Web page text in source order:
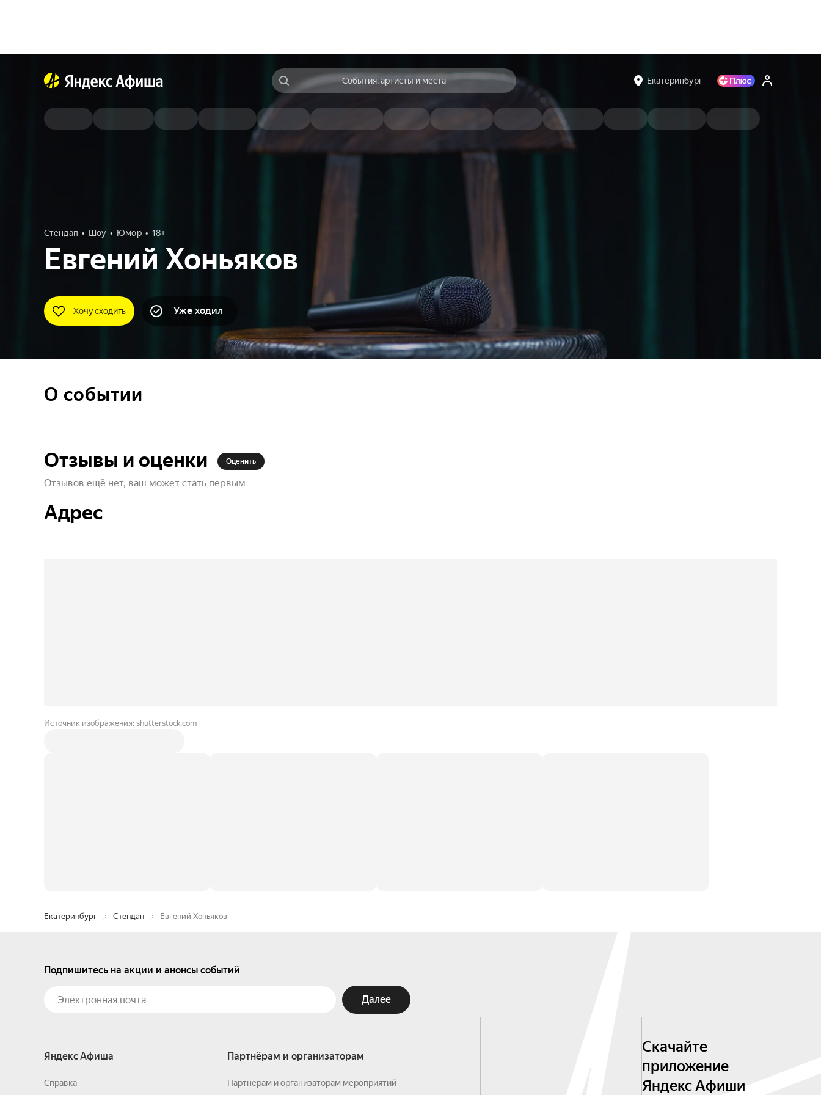
События, артисты и места Екатеринбург
Стендап Шоу Юмор 18+
Евгений Хоньяков
Хочу сходить Уже ходил
О событии
Отзывы и оценки Оценить
Отзывов ещё нет, ваш может стать первым
Адрес
Источник изображения: shutterstock.com
Екатеринбург Стендап Евгений Хоньяков
Подпишитесь на акции и анонсы событий
Далее
Яндекс Афиша
Справка
Партнёрам и организаторам
Партнёрам и организаторам мероприятий
Скачайте
приложение
Яндекс Афиши